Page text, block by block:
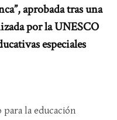
aprobada tras una
por la UNESCO
especiales
para la educación